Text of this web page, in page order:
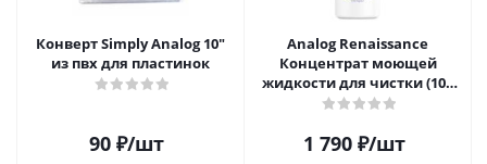
Конверт Simply Analog 10"
из пвх для пластинок
90 ₽/шт
Analog Renaissance
Концентрат моющей
жидкости для чистки (100
мл)
1 790₽/шт